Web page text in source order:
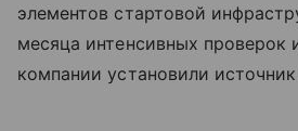
элементов стартовой
месяца интенсивных проверок
компании установили